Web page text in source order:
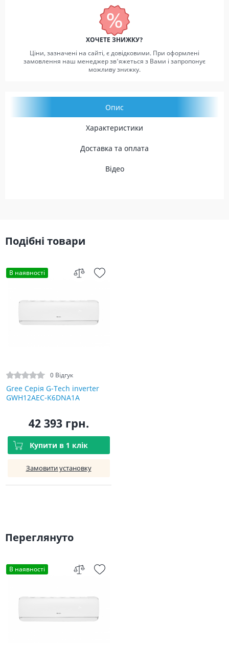
ХОЧЕТЕ ЗНИЖКУ?
Ціни, зазначені на сайті, є довідковими. При оформлені
замовлення наш менеджер зв'яжеться з Вами і запропонує
можливу знижку.
Опис
Характеристики
Доставка та оплата
Відео
Подібні товари
В наявності
0 Відгук
Gree Серія G-Tech inverter
GWH12AEC-K6DNA1A
42 393 грн.
Купити в 1 клік
Замовити установку
Переглянуто
В наявності